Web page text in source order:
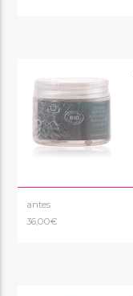
antes
36,00€